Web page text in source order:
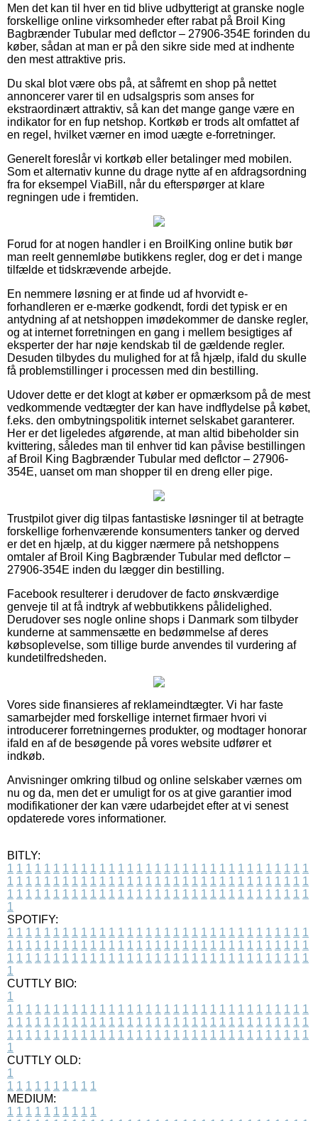
Men det kan til hver en tid blive udbytterigt at granske nogle
forskellige online virksomheder efter rabat på Broil King
Bagbrænder Tubular med deflctor – 27906-354E forinden du
køber, sådan at man er på den sikre side med at indhente
den mest attraktive pris.
Du skal blot være obs på, at såfremt en shop på nettet
annoncerer varer til en udsalgspris som anses for
ekstraordinært attraktiv, så kan det mange gange være en
indikator for en fup netshop. Kortkøb er trods alt omfattet af
en regel, hvilket værner en imod uægte e-forretninger.
Generelt foreslår vi kortkøb eller betalinger med mobilen.
Som et alternativ kunne du drage nytte af en afdragsordning
fra for eksempel ViaBill, når du efterspørger at klare
regningen ude i fremtiden.
Forud for at nogen handler i en BroilKing online butik bør
man reelt gennemløbe butikkens regler, dog er det i mange
tilfælde et tidskrævende arbejde.
En nemmere løsning er at finde ud af hvorvidt e-
forhandleren er e-mærke godkendt, fordi det typisk er en
antydning af at netshoppen imødekommer de danske regler,
og at internet forretningen en gang i mellem besigtiges af
eksperter der har nøje kendskab til de gældende regler.
Desuden tilbydes du mulighed for at få hjælp, ifald du skulle
få problemstillinger i processen med din bestilling.
Udover dette er det klogt at køber er opmærksom på de mest
vedkommende vedtægter der kan have indflydelse på købet,
f.eks. den ombytningspolitik internet selskabet garanterer.
Her er det ligeledes afgørende, at man altid bibeholder sin
kvittering, således man til enhver tid kan påvise bestillingen
af Broil King Bagbrænder Tubular med deflctor – 27906-
354E, uanset om man shopper til en dreng eller pige.
Trustpilot giver dig tilpas fantastiske løsninger til at betragte
forskellige forhenværende konsumenters tanker og derved
er det en hjælp, at du kigger nærmere på netshoppens
omtaler af Broil King Bagbrænder Tubular med deflctor –
27906-354E inden du lægger din bestilling.
Facebook resulterer i derudover de facto ønskværdige
genveje til at få indtryk af webbutikkens pålidelighed.
Derudover ses nogle online shops i Danmark som tilbyder
kunderne at sammensætte en bedømmelse af deres
købsoplevelse, som tillige burde anvendes til vurdering af
kundetilfredsheden.
Vores side finansieres af reklameindtægter. Vi har faste
samarbejder med forskellige internet firmaer hvori vi
introducerer forretningernes produkter, og modtager honorar
ifald en af de besøgende på vores website udfører et
indkøb.
Anvisninger omkring tilbud og online selskaber værnes om
nu og da, men det er umuligt for os at give garantier imod
modifikationer der kan være udarbejdet efter at vi senest
opdaterede vores informationer.
BITLY:
1 1 1 1 1 1 1 1 1 1 1 1 1 1 1 1 1 1 1 1 1 1 1 1 1 1 1 1 1 1 1 1 1
1 1 1 1 1 1 1 1 1 1 1 1 1 1 1 1 1 1 1 1 1 1 1 1 1 1 1 1 1 1 1 1 1
1 1 1 1 1 1 1 1 1 1 1 1 1 1 1 1 1 1 1 1 1 1 1 1 1 1 1 1 1 1 1 1 1
1
SPOTIFY:
1 1 1 1 1 1 1 1 1 1 1 1 1 1 1 1 1 1 1 1 1 1 1 1 1 1 1 1 1 1 1 1 1
1 1 1 1 1 1 1 1 1 1 1 1 1 1 1 1 1 1 1 1 1 1 1 1 1 1 1 1 1 1 1 1 1
1 1 1 1 1 1 1 1 1 1 1 1 1 1 1 1 1 1 1 1 1 1 1 1 1 1 1 1 1 1 1 1 1
1
CUTTLY BIO:
1
1 1 1 1 1 1 1 1 1 1 1 1 1 1 1 1 1 1 1 1 1 1 1 1 1 1 1 1 1 1 1 1 1
1 1 1 1 1 1 1 1 1 1 1 1 1 1 1 1 1 1 1 1 1 1 1 1 1 1 1 1 1 1 1 1 1
1 1 1 1 1 1 1 1 1 1 1 1 1 1 1 1 1 1 1 1 1 1 1 1 1 1 1 1 1 1 1 1 1
1
CUTTLY OLD:
1
1 1 1 1 1 1 1 1 1 1
MEDIUM:
1 1 1 1 1 1 1 1 1 1